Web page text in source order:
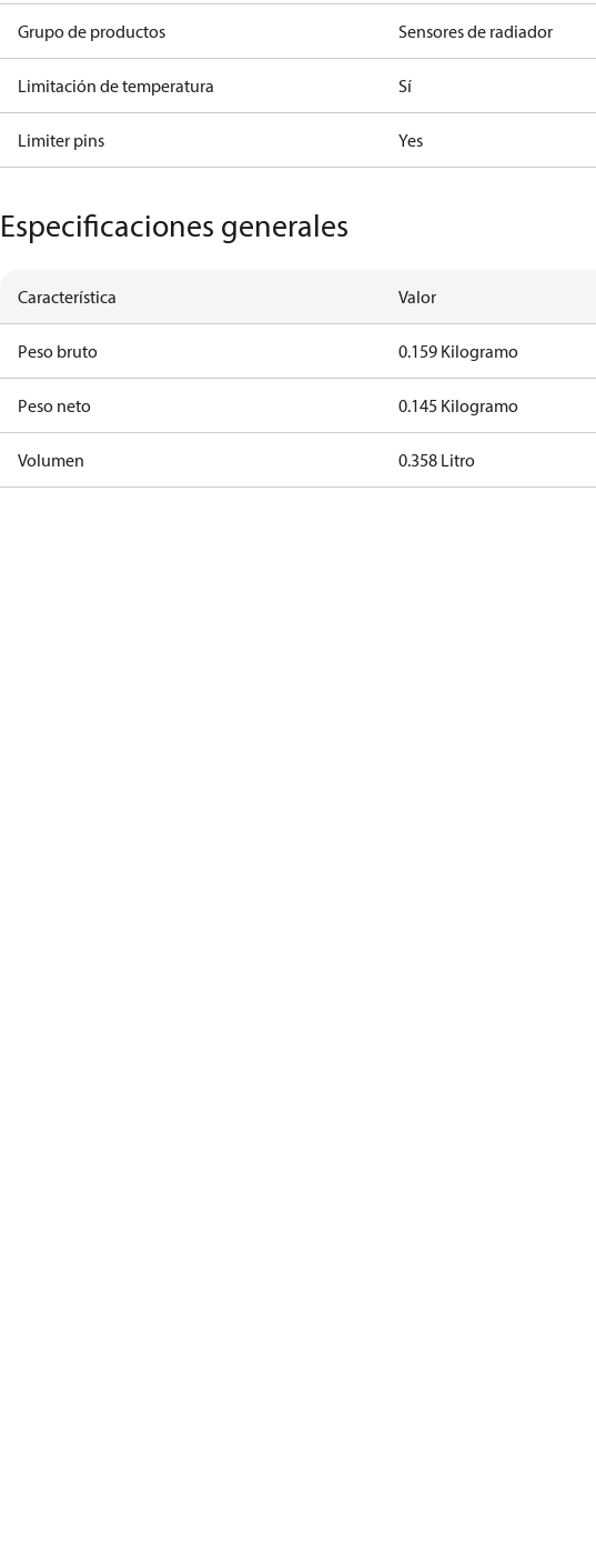
Grupo de productos Sensores de radiador
Limitación de temperatura Sí
Limiter pins Yes
Especificaciones generales
Característica Valor
Peso bruto 0.159 Kilogramo
Peso neto 0.145 Kilogramo
Volumen 0.358 Litro